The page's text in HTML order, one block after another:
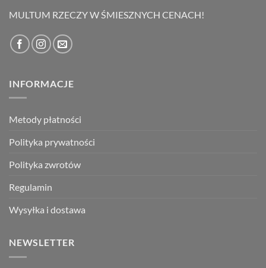
MULTUM RZECZY W ŚMIESZNYCH CENACH!
INFORMACJE
Metody płatności
Polityka prywatności
Polityka zwrotów
Regulamin
Wysyłka i dostawa
NEWSLETTER